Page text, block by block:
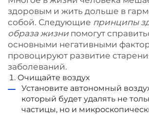
здоровым и жить дольше в
собой. Следующие принципы
образа жизни помогут
основными негативными
провоцируют развитие
заболеваний.
Очищайте воздух
Установите автономный
который будет удалять не
частицы, но и